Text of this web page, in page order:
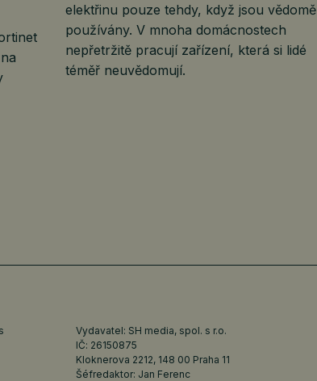
elektřinu pouze tehdy, když jsou vědomě
používány. V mnoha domácnostech
nepřetržitě pracují zařízení, která si lidé
téměř neuvědomují.
Vydavatel: SH media, spol. s r.o.
IČ: 26150875
Kloknerova 2212, 148 00 Praha 11
Šéfredaktor: Jan Ferenc